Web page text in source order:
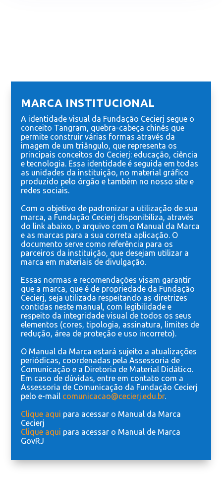
MARCA INSTITUCIONAL
A identidade visual da Fundação Cecierj segue o
conceito Tangram, quebra-cabeça chinês que
permite construir várias formas através da
imagem de um triângulo, que representa os
principais conceitos do Cecierj: educação, ciência
e tecnologia. Essa identidade é seguida em todas
as unidades da instituição, no material gráfico
produzido pelo órgão e também no nosso site e
redes sociais.
Com o objetivo de padronizar a utilização de sua
marca, a Fundação Cecierj disponibiliza, através
do link abaixo, o arquivo com o Manual da Marca
e as marcas para a sua correta aplicação. O
documento serve como referência para os
parceiros da instituição, que desejam utilizar a
marca em materiais de divulgação.
Essas normas e recomendações visam garantir
que a marca, que é de propriedade da Fundação
Cecierj, seja utilizada respeitando as diretrizes
contidas neste manual, com legibilidade e
respeito da integridade visual de todos os seus
elementos (cores, tipologia, assinatura, limites de
redução, área de proteção e uso incorreto).
O Manual da Marca estará sujeito a atualizações
periódicas, coordenadas pela Assessoria de
Comunicação e a Diretoria de Material Didático.
Em caso de dúvidas, entre em contato com a
Assessoria de Comunicação da Fundação Cecierj
pelo e-mail comunicacao@cecierj.edu.br.
Clique aqui para acessar o Manual da Marca
Cecierj
Clique aqui para acessar o Manual de Marca
GovRJ